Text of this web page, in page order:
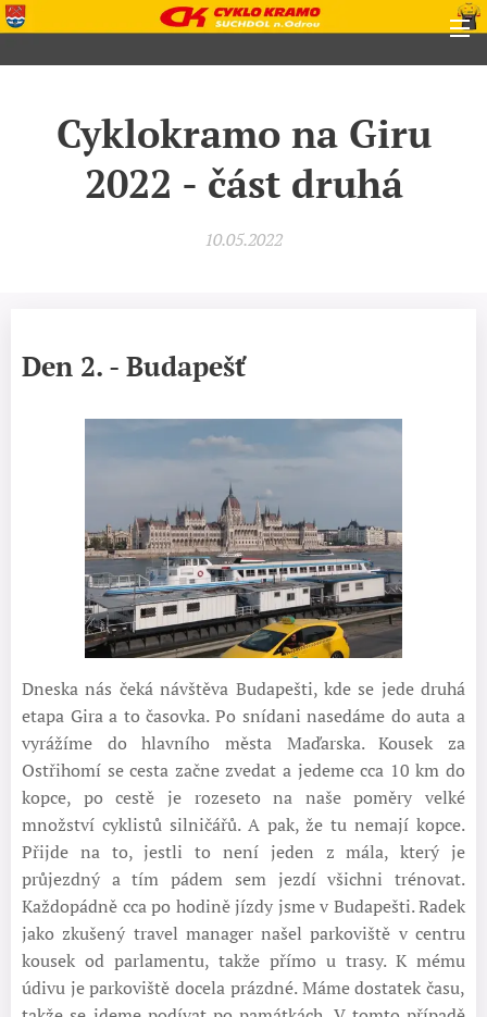
Cyklokramo na Giru
2022 - část druhá
10.05.2022
Den 2. - Budapešť
Dneska nás čeká návštěva Budapešti, kde se jede druhá
etapa Gira a to časovka. Po snídani nasedáme do auta a
vyrážíme do hlavního města Maďarska. Kousek za
Ostřihomí se cesta začne zvedat a jedeme cca 10 km do
kopce, po cestě je rozeseto na naše poměry velké
množství cyklistů silničářů. A pak, že tu nemají kopce.
Přijde na to, jestli to není jeden z mála, který je
průjezdný a tím pádem sem jezdí všichni trénovat.
Každopádně cca po hodině jízdy jsme v Budapešti. Radek
jako zkušený travel manager našel parkoviště v centru
kousek od parlamentu, takže přímo u trasy. K mému
údivu je parkoviště docela prázdné. Máme dostatek času,